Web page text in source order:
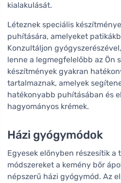
kialakulását.
Léteznek speciális
puhítására, amelyeket
Konzultáljon
lenne a legmegfelelőbb az Ön
készítmények gyakran
tartalmaznak, amelyek
hatékonyabb puhításában és
hagyományos krémek.
Házi gyógymódok
Egyesek előnyben részesítik a
módszereket a kemény bőr
népszerű házi gyógymód. Az